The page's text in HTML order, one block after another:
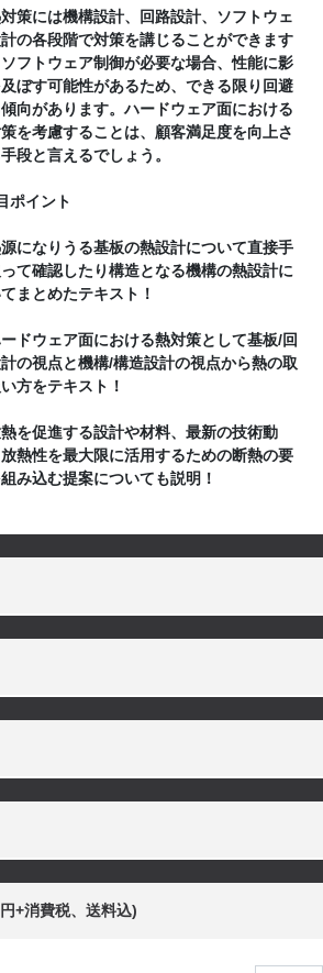
策には機構設計、回路設計、ソフトウェ
の各段階で対策を講じることができます
フトウェア制御が必要な場合、性能に影
ぼす可能性があるため、できる限り回避
向があります。ハードウェア面における
を考慮することは、顧客満足度を向上さ
段と言えるでしょう。
ポイント
になりうる基板の熱設計について直接手
て確認したり構造となる機構の熱設計に
まとめたテキスト！
ドウェア面における熱対策として基板/回
の視点と機構/構造設計の視点から熱の取
方をテキスト！
を促進する設計や材料、最新の技術動
熱性を最大限に活用するための断熱の要
み込む提案についても説明！
+消費税、送料込)